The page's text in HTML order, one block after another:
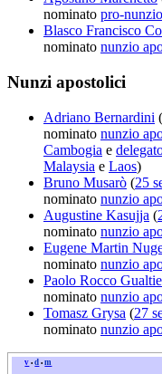
nominato pro-
Blasco Francisco
nominato nunzio
Nunzi apostolici
Adriano Bernardini (
nominato nunzio
Cambogia e
Malaysia e Laos)
Bruno Musarò (25
nominato nunzio
Augustine Kasujja (
nominato nunzio
Eugene Martin
nominato nunzio
Paolo Rocco
nominato nunzio
Tomasz Grysa (27
nominato nunzio
v • d • m